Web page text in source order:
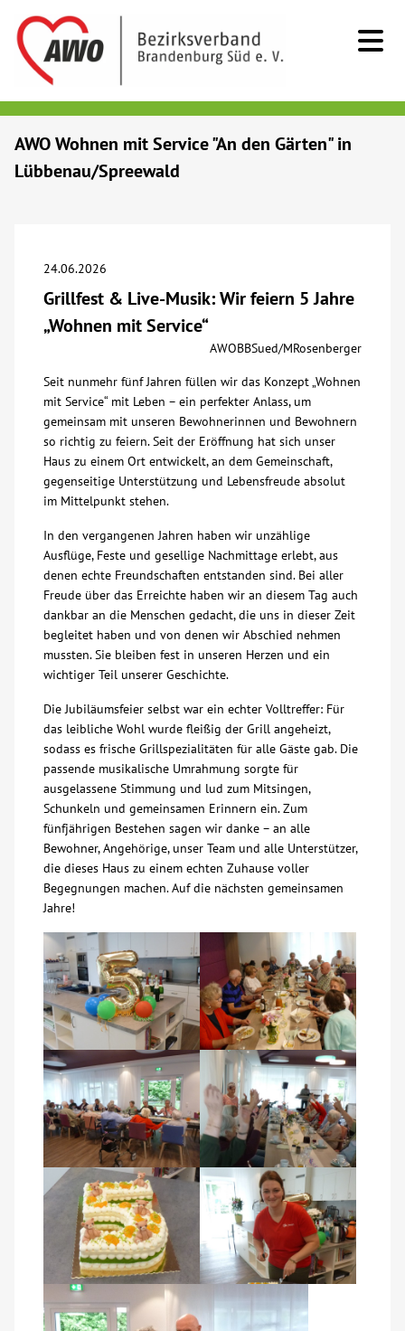
Senioren
Begegnung
Bildung
Über uns
Veranstaltungen
Spenden
Mitmachen
Karriere
Glossar
Suche
Kontakt
AWO BB Süd
AWO Wohnen mit Service "An den Gärten" in
Lübbenau/Spreewald
24.06.2026
Grillfest & Live-Musik: Wir feiern 5 Jahre
„Wohnen mit Service“
AWOBBSued/MRosenberger
Seit nunmehr fünf Jahren füllen wir das Konzept „Wohnen
mit Service“ mit Leben – ein perfekter Anlass, um
gemeinsam mit unseren Bewohnerinnen und Bewohnern
so richtig zu feiern. Seit der Eröffnung hat sich unser
Haus zu einem Ort entwickelt, an dem Gemeinschaft,
gegenseitige Unterstützung und Lebensfreude absolut
im Mittelpunkt stehen.
In den vergangenen Jahren haben wir unzählige
Ausflüge, Feste und gesellige Nachmittage erlebt, aus
denen echte Freundschaften entstanden sind. Bei aller
Freude über das Erreichte haben wir an diesem Tag auch
dankbar an die Menschen gedacht, die uns in dieser Zeit
begleitet haben und von denen wir Abschied nehmen
mussten. Sie bleiben fest in unseren Herzen und ein
wichtiger Teil unserer Geschichte.
Die Jubiläumsfeier selbst war ein echter Volltreffer: Für
das leibliche Wohl wurde fleißig der Grill angeheizt,
sodass es frische Grillspezialitäten für alle Gäste gab. Die
passende musikalische Umrahmung sorgte für
ausgelassene Stimmung und lud zum Mitsingen,
Schunkeln und gemeinsamen Erinnern ein. Zum
fünfjährigen Bestehen sagen wir danke – an alle
Bewohner, Angehörige, unser Team und alle Unterstützer,
die dieses Haus zu einem echten Zuhause voller
Begegnungen machen. Auf die nächsten gemeinsamen
Jahre!